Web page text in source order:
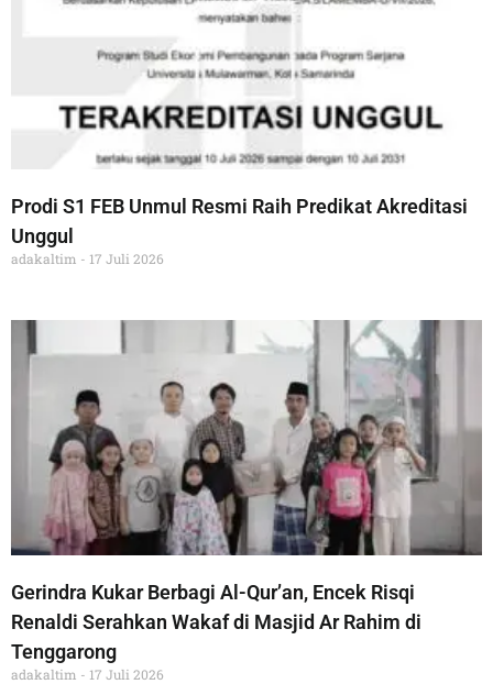
Prodi S1 FEB Unmul Resmi Raih Predikat Akreditasi
Unggul
adakaltim 17 Juli 2026
Gerindra Kukar Berbagi Al-Qur’an, Encek Risqi
Renaldi Serahkan Wakaf di Masjid Ar Rahim di
Tenggarong
adakaltim 17 Juli 2026